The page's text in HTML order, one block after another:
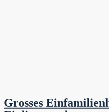
Grosses